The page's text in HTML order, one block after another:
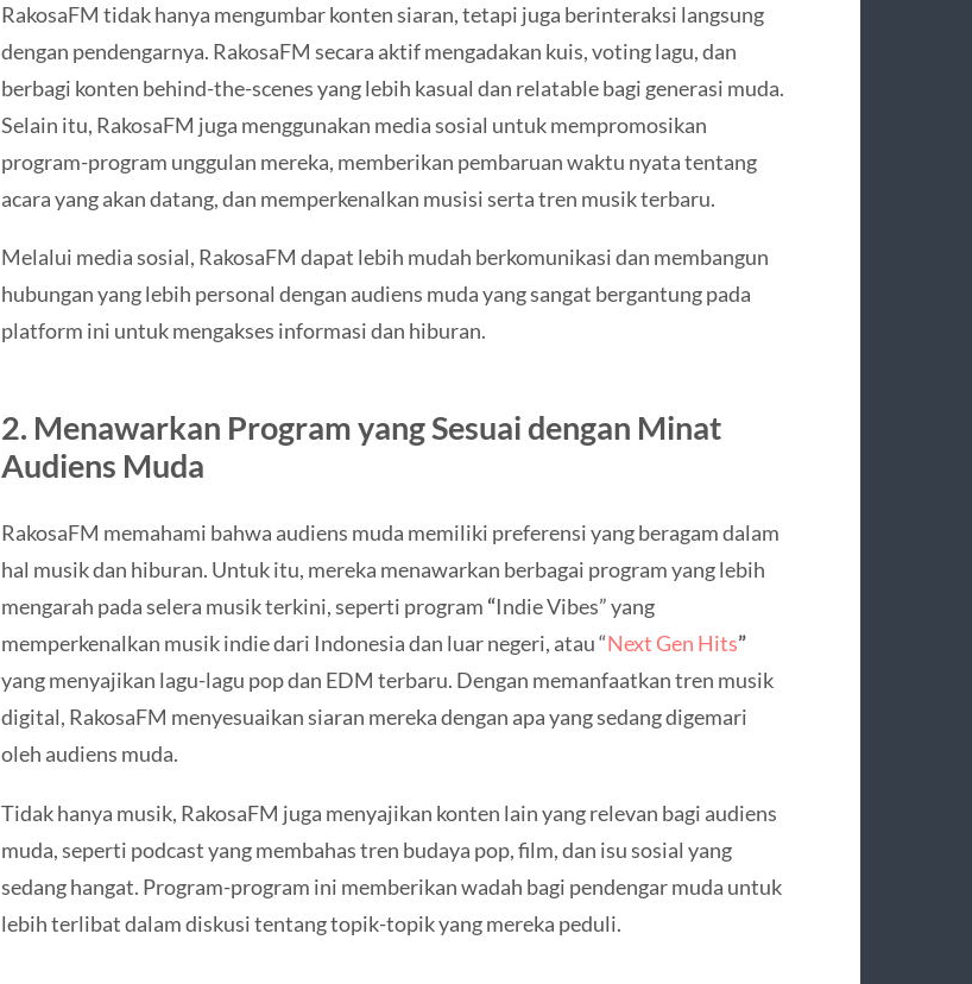
RakosaFM tidak hanya mengumbar konten siaran, tetapi juga berinteraksi langsung
dengan pendengarnya. RakosaFM secara aktif mengadakan kuis, voting lagu, dan
berbagi konten behind-the-scenes yang lebih kasual dan relatable bagi generasi muda.
Selain itu, RakosaFM juga menggunakan media sosial untuk mempromosikan
program-program unggulan mereka, memberikan pembaruan waktu nyata tentang
acara yang akan datang, dan memperkenalkan musisi serta tren musik terbaru.
Melalui media sosial, RakosaFM dapat lebih mudah berkomunikasi dan membangun
hubungan yang lebih personal dengan audiens muda yang sangat bergantung pada
platform ini untuk mengakses informasi dan hiburan.
2. Menawarkan Program yang Sesuai dengan Minat
Audiens Muda
RakosaFM memahami bahwa audiens muda memiliki preferensi yang beragam dalam
hal musik dan hiburan. Untuk itu, mereka menawarkan berbagai program yang lebih
mengarah pada selera musik terkini, seperti program “Indie Vibes” yang
memperkenalkan musik indie dari Indonesia dan luar negeri, atau “Next Gen Hits”
yang menyajikan lagu-lagu pop dan EDM terbaru. Dengan memanfaatkan tren musik
digital, RakosaFM menyesuaikan siaran mereka dengan apa yang sedang digemari
oleh audiens muda.
Tidak hanya musik, RakosaFM juga menyajikan konten lain yang relevan bagi audiens
muda, seperti podcast yang membahas tren budaya pop, film, dan isu sosial yang
sedang hangat. Program-program ini memberikan wadah bagi pendengar muda untuk
lebih terlibat dalam diskusi tentang topik-topik yang mereka peduli.